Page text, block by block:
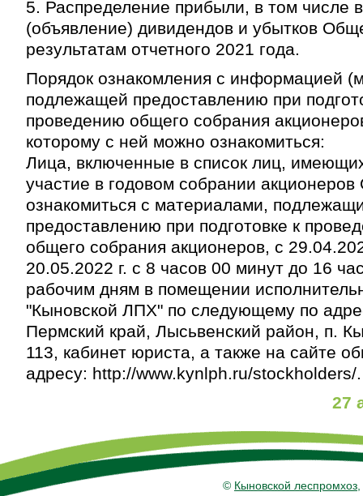
5. Распределение прибыли, в том числе
(объявление) дивидендов и убытков
результатам отчетного 2021 года.
Порядок ознакомления с информацией
подлежащей предоставлению при
проведению общего собрания
которому с ней можно ознакомиться:
Лица, включенные в список лиц,
участие в годовом собрании
ознакомиться с материалами,
предоставлению при подготовке к
общего собрания акционеров, с
20.05.2022 г. с 8 часов 00 минут до 16
рабочим дням в помещении
"Кыновской ЛПХ" по следующему по
Пермский край, Лысьвенский район, п.
113, кабинет юриста, а также на сайте
адресу: http://www.kynlph.ru/stockholders/.
27
© Кыновской леспромхоз